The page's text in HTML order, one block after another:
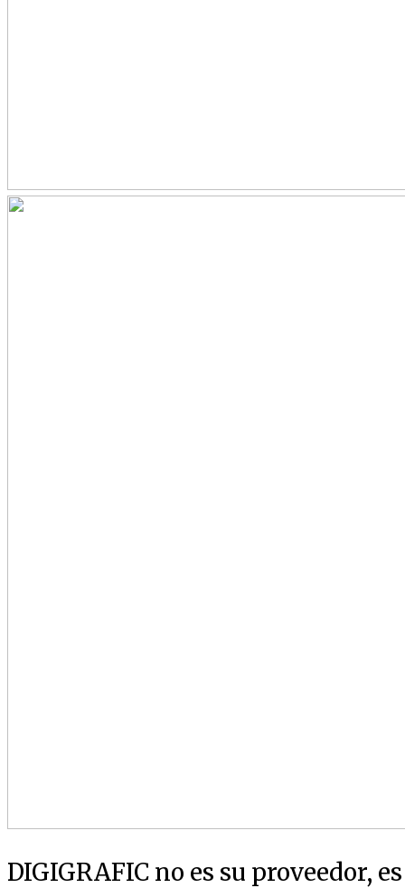
DIGIGRAFIC no es su proveedor,